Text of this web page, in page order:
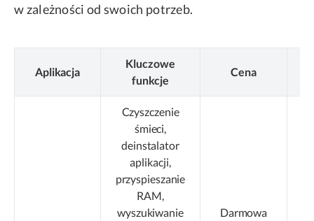
w zależności od swoich potrzeb.
Aplikacja
Kluczowe
funkcje
Cena
Czyszczenie
śmieci,
deinstalator
aplikacji,
przyspieszanie
RAM,
wyszukiwanie
Darmowa